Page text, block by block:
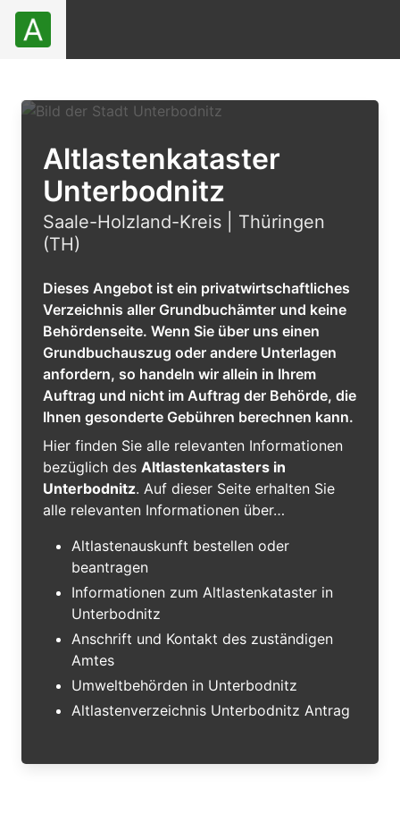
Altlastenkataster
Unterbodnitz
Saale-Holzland-Kreis | Thüringen
(TH)
Dieses Angebot ist ein privatwirtschaftliches
Verzeichnis aller Grundbuchämter und keine
Behördenseite. Wenn Sie über uns einen
Grundbuchauszug oder andere Unterlagen
anfordern, so handeln wir allein in Ihrem
Auftrag und nicht im Auftrag der Behörde, die
Ihnen gesonderte Gebühren berechnen kann.
Hier finden Sie alle relevanten Informationen
bezüglich des Altlastenkatasters in
Unterbodnitz. Auf dieser Seite erhalten Sie
alle relevanten Informationen über…
Altlastenauskunft bestellen oder
beantragen
Informationen zum Altlastenkataster in
Unterbodnitz
Anschrift und Kontakt des zuständigen
Amtes
Umweltbehörden in Unterbodnitz
Altlastenverzeichnis Unterbodnitz Antrag